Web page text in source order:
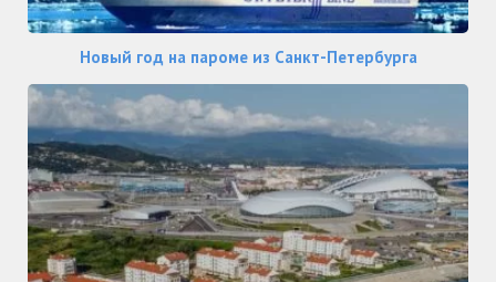
Новый год на пароме из Санкт-Петербурга